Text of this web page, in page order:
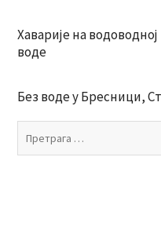
Хаварије на
воде
Без воде у Бресници,